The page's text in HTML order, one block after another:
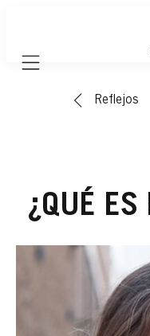
Mobile navigation
Reflejos
¿QUÉ ES